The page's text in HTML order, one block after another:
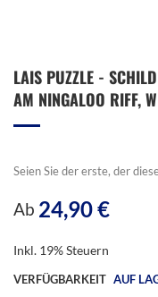
Anfang
der
LAIS PUZZLE -
AM NINGALOO RIFF,
Seien Sie der erste, der
Ab 24,90 €
Inkl. 19% Steuern
VERFÜGBARKEIT AUF